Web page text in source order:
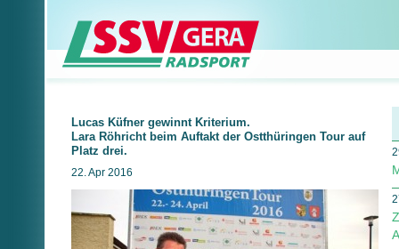
Lucas Küfner gewinnt Kriterium.
Lara Röhricht beim Auftakt der Ostthüringen Tour auf
Platz drei.
22. Apr 2016